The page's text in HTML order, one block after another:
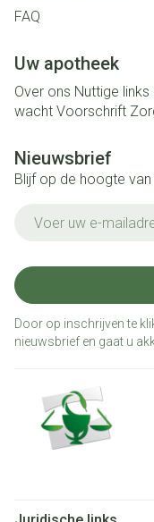
FAQ
Uw apotheek
Over ons Nuttige links
wacht Voorschrift
Nieuwsbrief
Blijf op de hoogte
Door op inschrijven te
nieuwsbrief en gaat u